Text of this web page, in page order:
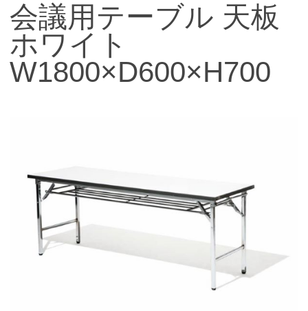
会議用テーブル 天板
ホワイト
W1800×D600×H700